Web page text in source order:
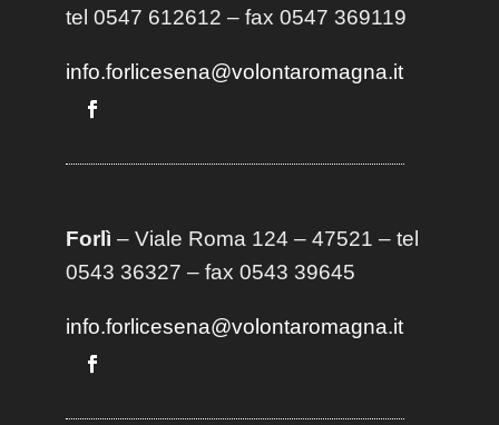
tel 0547 612612 – fax 0547 369119
info.forlicesena@volontaromagna.it
Forlì – Viale Roma 124 – 47521 – tel
0543 36327 – fax 0543 39645
info.forlicesena@volontaromagna.it